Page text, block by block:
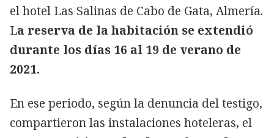
el hotel Las Salinas de Cabo de Gata, Almería.
La reserva de la habitación se extendió
durante los días 16 al 19 de verano de
2021.
En ese periodo, según la denuncia del testigo,
compartieron las instalaciones hoteleras, el